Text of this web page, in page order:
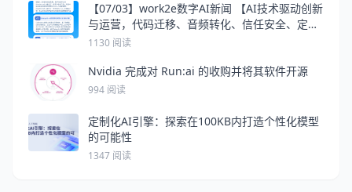
【07/03】work2e数字AI新闻 【AI技术驱动创新
与运营，代码迁移、音频转化、信任安全、定制
化AI代理】
1130 阅读
Nvidia 完成对 Run:ai 的收购并将其软件开源
994 阅读
定制化AI引擎：探索在100KB内打造个性化模型
的可能性
1347 阅读